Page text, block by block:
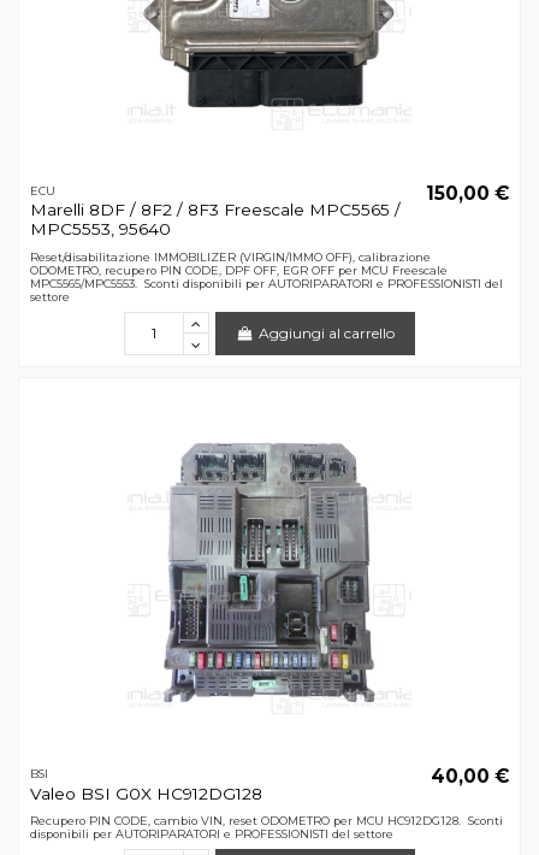
ECU
Marelli 8DF / 8F2 / 8F3 Freescale MPC5565 /
MPC5553, 95640
150,00 €
Reset/disabilitazione IMMOBILIZER (VIRGIN/IMMO OFF), calibrazione
ODOMETRO, recupero PIN CODE, DPF OFF, EGR OFF per MCU Freescale
MPC5565/MPC5553. Sconti disponibili per AUTORIPARATORI e PROFESSIONISTI del
settore
Aggiungi al carrello
BSI
Valeo BSI G0X HC912DG128
40,00 €
Recupero PIN CODE, cambio VIN, reset ODOMETRO per MCU HC912DG128. Sconti
disponibili per AUTORIPARATORI e PROFESSIONISTI del settore